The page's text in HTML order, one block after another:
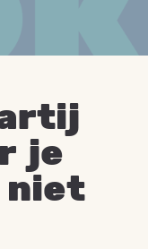
je
niet